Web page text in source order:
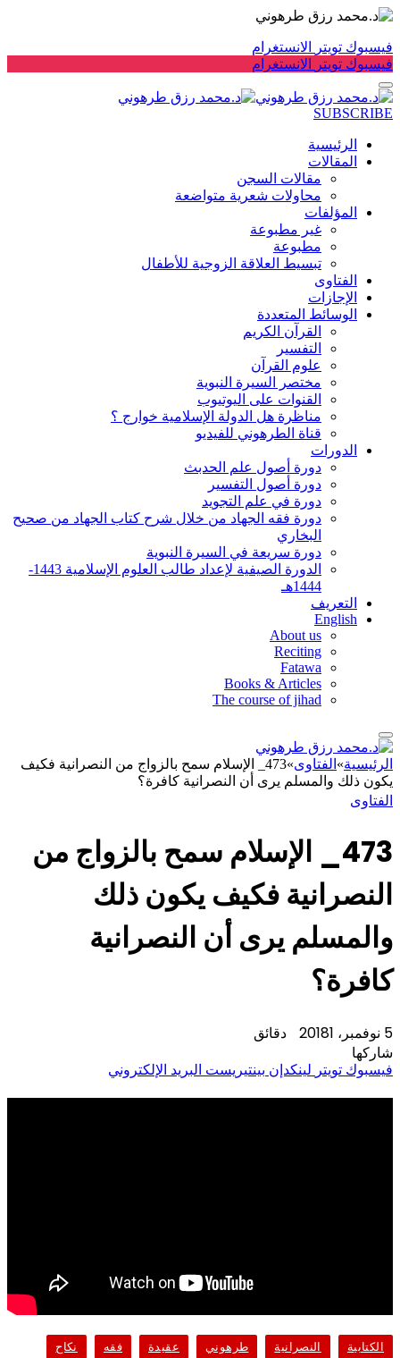
فيسبوك تويتر
الانستغرام
فيسبوك تويتر الانستغرام
SUBSCRIBE
الرئيسية
المقالات
مقالات السجن
محاولات شعرية متواضعة
المؤلفات
غير مطبوعة
مطبوعة
تبسيط العلاقة الزوجية للأطفال
الفتاوى
الإجازات
الوسائط المتعددة
القرآن الكريم
التفسير
علوم القرآن
مختصر السيرة النبوية
القنوات على اليوتيوب
مناظرة هل الدولة الإسلامية خوارج ؟
قناة الطرهوني للفيديو
الدورات
دورة أصول علم الحدبث
دورة أصول التفسير
دورة في علم التجويد
دورة فقه الجهاد من خلال شرح كتاب الجهاد من صحيح
البخاري
دورة سريعة في السيرة النبوية
الدورة الصيفية لإعداد طالب العلوم الإسلامية 1443-
1444هـ
التعريف
English
About us
Reciting
Fatawa
Books & Articles
The course of jihad
الرئيسية» الفتاوى»
473_ الإسلام سمح بالزواج من النصرانية فكيف
يكون ذلك والمسلم يرى أن النصرانية كافرة؟
الفتاوى
473_ الإسلام سمح بالزواج من
النصرانية فكيف يكون ذلك
والمسلم يرى أن النصرانية
كافرة؟
5 نوفمبر، 2018 1 دقائق
شاركها
فيسبوك تويتر لينكدإن بينتيريست البريد الإلكتروني
الكتابية النصرانية طرهوني عقيدة فقه نكاح